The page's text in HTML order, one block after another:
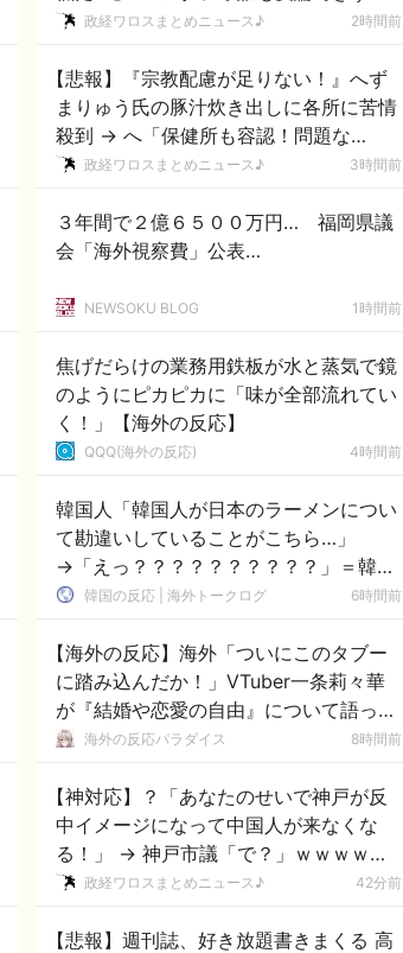
黙 ………
政経ワロスまとめニュース♪ 2時間前
【悲報】『宗教配慮が足りない！』へず
まりゅう氏の豚汁炊き出しに各所に苦情
殺到 → へ「保健所も容認！問題な
し！」ｗｗｗｗｗｗｗｗｗｗｗｗｗｗ
政経ワロスまとめニュース♪ 3時間前
３年間で２億６５００万円… 福岡県議
会「海外視察費」公表…
NEWSOKU BLOG 1時間前
焦げだらけの業務用鉄板が水と蒸気で鏡
のようにピカピカに「味が全部流れてい
く！」【海外の反応】
QQQ(海外の反応) 4時間前
韓国人「韓国人が日本のラーメンについ
て勘違いしていることがこちら…」
→「えっ？？？？？？？？？？」＝韓国
の反応韓国の反応 | 海外トークログ 6時間前
【海外の反応】海外「ついにこのタブー
に踏み込んだか！」VTuber一条莉々華
が『結婚や恋愛の自由』について語った
配信に、海外から称賛と共感の嵐！
海外の反応パラダイス 8時間前
【神対応】？「あなたのせいで神戸が反
中イメージになって中国人が来なくな
る！」 → 神戸市議「で？」ｗｗｗｗｗ
ｗｗｗｗｗｗｗｗｗｗ
政経ワロスまとめニュース♪ 42分前
【悲報】週刊誌、好き放題書きまくる 高